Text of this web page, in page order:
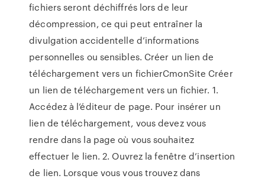
fichiers seront déchiffrés lors de leur
décompression, ce qui peut entraîner la
divulgation accidentelle d’informations
personnelles ou sensibles. Créer un lien de
téléchargement vers un fichierCmonSite Créer
un lien de téléchargement vers un fichier. 1.
Accédez à l’éditeur de page. Pour insérer un
lien de téléchargement, vous devez vous
rendre dans la page où vous souhaitez
effectuer le lien. 2. Ouvrez la fenêtre d’insertion
de lien. Lorsque vous vous trouvez dans